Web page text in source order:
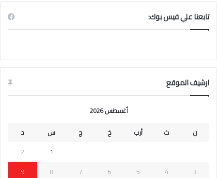
تابعنا علي فيس بوك:
ارشيف الموقع
أغسطس 2026
ن
ث أرب خ ج س
د
1
2
3
4
5
6
7
8
9